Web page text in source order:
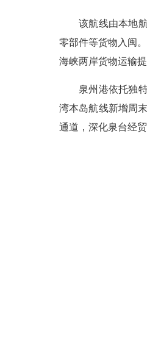
该航线由本地航
零部件等货物入闽
海峡两岸货物运输
泉州港依托独特
湾本岛航线新增周
通道，深化泉台经